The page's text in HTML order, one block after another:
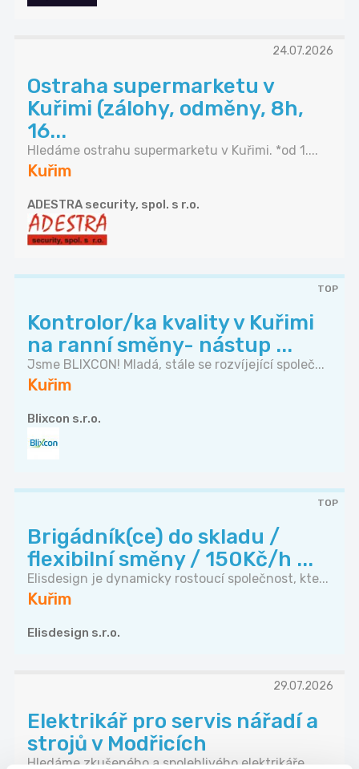
24.07.2026
Ostraha supermarketu v
Kuřimi (zálohy, odměny, 8h,
16...
Hledáme ostrahu supermarketu v Kuřimi. *od 1....
Kuřim
ADESTRA security, spol. s r.o.
TOP
Kontrolor/ka kvality v Kuřimi
na ranní směny- nástup ...
Jsme BLIXCON! Mladá, stále se rozvíjející společ...
Kuřim
Blixcon s.r.o.
TOP
Brigádník(ce) do skladu /
flexibilní směny / 150Kč/h ...
Elisdesign je dynamicky rostoucí společnost, kte...
Kuřim
Elisdesign s.r.o.
29.07.2026
Elektrikář pro servis nářadí a
strojů v Modřicích
Hledáme zkušeného a spolehlivého elektrikáře